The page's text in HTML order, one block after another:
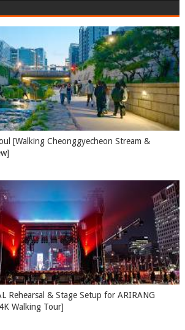
[Walking Cheonggyecheon Stream &
Rehearsal & Stage Setup for ARIRANG
Walking Tour]